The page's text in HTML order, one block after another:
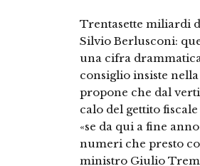
Trentasette miliardi
Silvio Berlusconi:
una cifra
consiglio insiste
propone che dal
calo del gettito
«se da qui a fine
numeri che presto
ministro Giulio